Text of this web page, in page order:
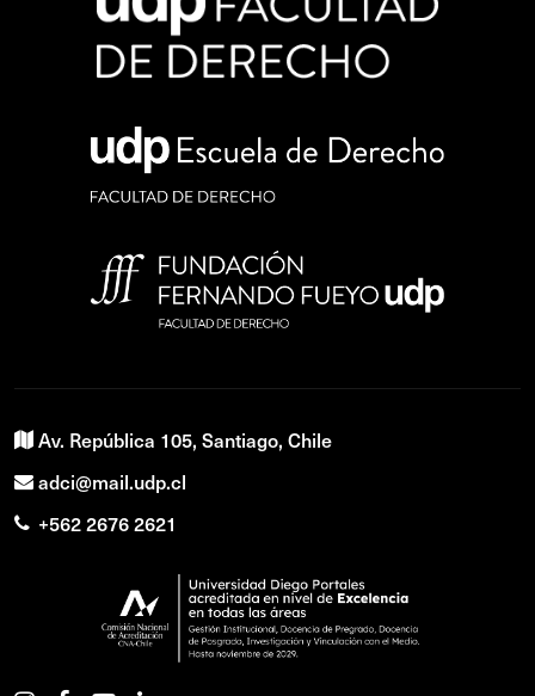
Av. República 105, Santiago, Chile
adci@mail.udp.cl
+562 2676 2621